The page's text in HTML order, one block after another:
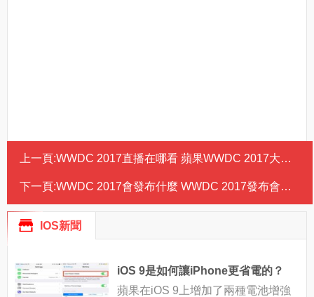
上一頁:WWDC 2017直播在哪看 蘋果WWDC 2017大會直播怎麼看
下一頁:WWDC 2017會發布什麼 WWDC 2017發布會什麼時候開始
IOS新聞
iOS 9是如何讓iPhone更省電的？
蘋果在iOS 9上增加了兩種電池增強